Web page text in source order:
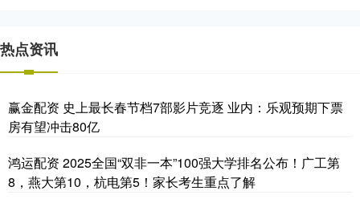
热点资讯
赢金配资 史上最长春节档7部影片竞逐 业内：乐观预期下票
房有望冲击80亿
鸿运配资 2025全国“双非一本”100强大学排名公布！广工第
8，燕大第10，杭电第5！家长考生重点了解